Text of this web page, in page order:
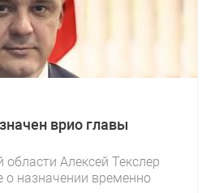
врио главы
Алексей Текслер
о назначении временно